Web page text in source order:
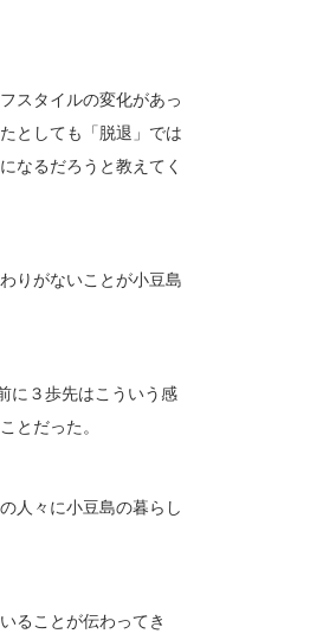
スタイルの変化があっ
としても「脱退」では
なるだろうと教えてく
りがないことが小豆島
に３歩先はこういう感
とだった。
人々に小豆島の暮らし
ることが伝わってき